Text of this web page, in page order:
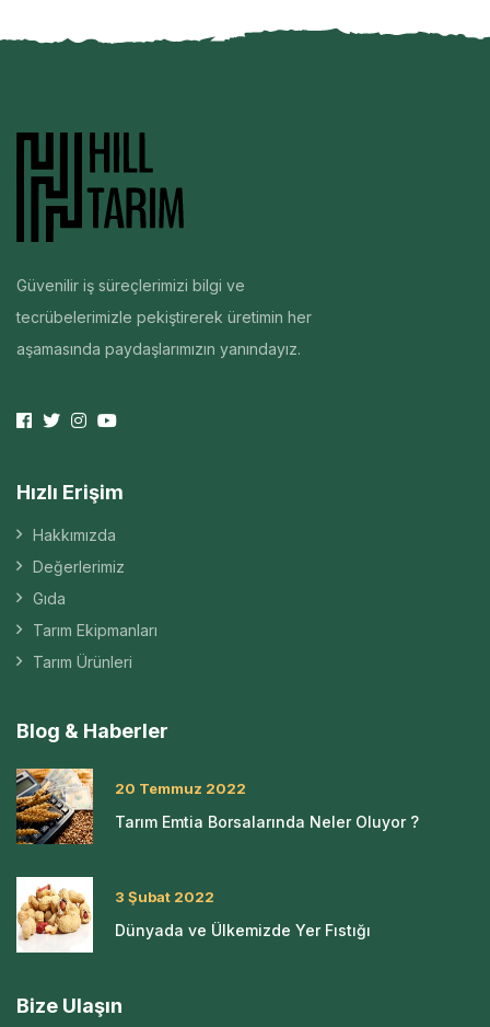
Güvenilir iş süreçlerimizi bilgi ve
tecrübelerimizle pekiştirerek üretimin her
aşamasında paydaşlarımızın yanındayız.
Hızlı Erişim
Hakkımızda
Değerlerimiz
Gıda
Tarım Ekipmanları
Tarım Ürünleri
Blog & Haberler
20 Temmuz 2022
Tarım Emtia Borsalarında Neler Oluyor ?
3 Şubat 2022
Dünyada ve Ülkemizde Yer Fıstığı
Bize Ulaşın